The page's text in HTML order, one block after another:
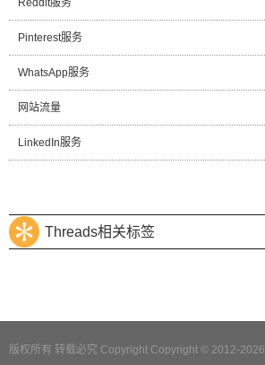
Pinterest服务
WhatsApp服务
网站流量
LinkedIn服务
Threads相关标签
版权所有 转载必究 Copyright Copyright © 2012-2026